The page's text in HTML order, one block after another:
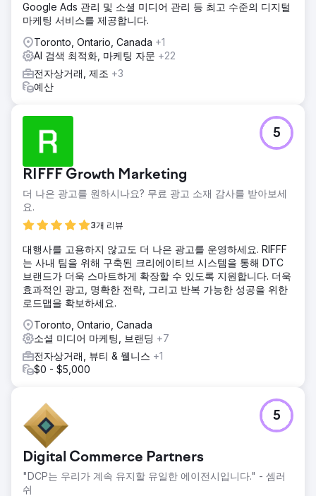
Google Ads 관리 및 소셜 미디어 관리 등 최고 수준의 디지털
마케팅 서비스를 제공합니다.
Toronto, Ontario, Canada +1
AI 검색 최적화, 마케팅 자문 +22
전자상거래, 제조 +3
예산
RIFFF Growth Marketing
더 나은 광고를 원하시나요? 무료 광고 소재 감사를 받아보세
요.
3개 리뷰
5
대행사를 고용하지 않고도 더 나은 광고를 운영하세요. RIFFF
는 사내 팀을 위해 구축된 크리에이티브 시스템을 통해 DTC
브랜드가 더욱 스마트하게 확장할 수 있도록 지원합니다. 더욱
효과적인 광고, 명확한 전략, 그리고 반복 가능한 성공을 위한
로드맵을 확보하세요.
Toronto, Ontario, Canada
소셜 미디어 마케팅, 브랜딩 +7
전자상거래, 뷰티 & 웰니스 +1
$0 - $5,000
Digital Commerce Partners
"DCP는 우리가 계속 유지할 유일한 에이전시입니다." - 셈러
쉬
5